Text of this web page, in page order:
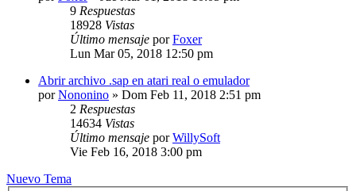
9 Respuestas
18928 Vistas
Último mensaje porFoxer
Lun Mar 05, 2018 12:50 pm
Abrir archivo .sap en atari real o emulador
porNononino » Dom Feb 11, 2018 2:51 pm
2 Respuestas
14634 Vistas
Último mensaje porWillySoft
Vie Feb 16, 2018 3:00 pm
Nuevo Tema